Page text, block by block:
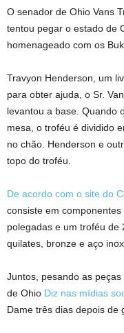
O senador de Ohio Vans
tentou pegar o estado de
homenageado com os
Travyon Henderson, um
para obter ajuda, o Sr.
levantou a base. Quando
mesa, o troféu é dividido
no chão. Henderson e
topo do troféu.
De acordo com o site do
consiste em
polegadas e um troféu de
quilates, bronze e aço
Juntos, pesando as
de Ohio Diz nas mídias
Dame três dias depois de